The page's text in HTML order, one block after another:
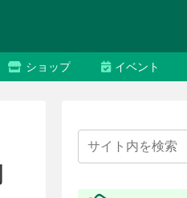
ショップ イベント